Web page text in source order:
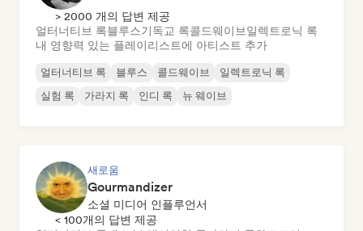
> 2000 개의 답변 제공
얼터너티브 록블루스기독교 록콜드웨이브일렉트로닉 록
내 영향력 있는 플레이리스트에 아티스트 추가
얼터너티브 록 블루스 콜드웨이브
일렉트로닉 록
실험 록
가라지 록 인디 록 뉴 웨이브
새로움
Gourmandizer
소셜 미디어 인플루언서
< 100개의 답변 제공